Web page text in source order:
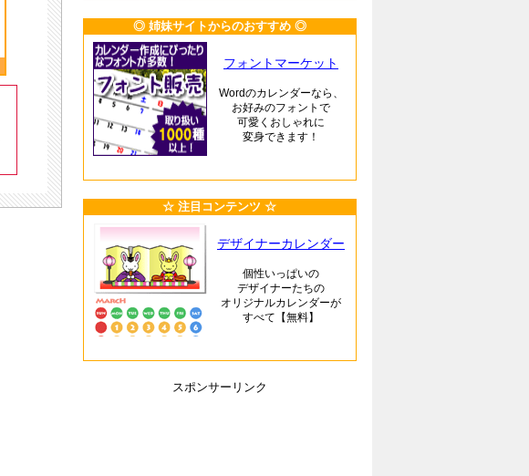
◎ 姉妹サイトからのおすすめ ◎
フォントマーケット
Wordのカレンダーなら、
お好みのフォントで
可愛くおしゃれに
変身できます！
☆ 注目コンテンツ ☆
デザイナーカレンダー
個性いっぱいの
デザイナーたちの
オリジナルカレンダーが
すべて【無料】
スポンサーリンク